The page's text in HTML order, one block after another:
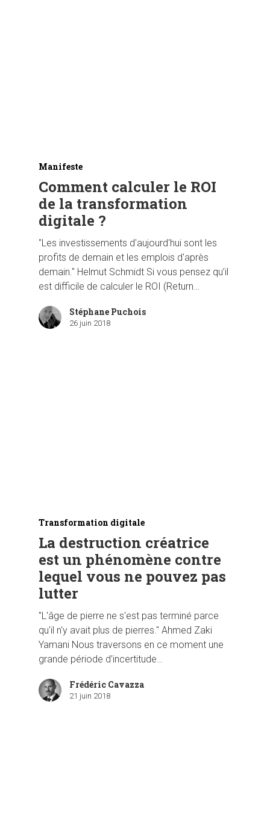
Manifeste
Comment calculer le ROI
de la transformation
digitale ?
"Les investissements d'aujourd'hui sont les
profits de demain et les emplois d'après
demain." Helmut Schmidt Si vous pensez qu’il
est difficile de calculer le ROI (Return…
Stéphane Puchois
26 juin 2018
Transformation digitale
La destruction créatrice
est un phénomène contre
lequel vous ne pouvez pas
lutter
"L'âge de pierre ne s'est pas terminé parce
qu'il n'y avait plus de pierres." Ahmed Zaki
Yamani Nous traversons en ce moment une
grande période d'incertitude…
Frédéric Cavazza
21 juin 2018